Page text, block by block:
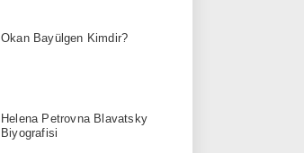
Okan Bayülgen Kimdir?
Helena Petrovna Blavatsky
Biyografisi